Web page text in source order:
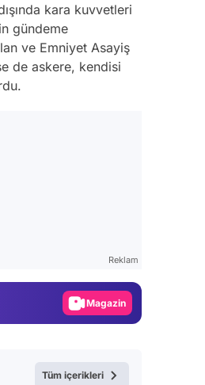
kara kuvvetleri
gündeme
ve Emniyet Asayiş
de askere, kendisi
Reklam
Magazin
Tüm içerikleri